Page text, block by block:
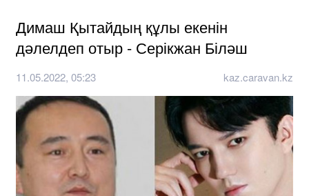
Димаш Қытайдың құлы екенін
дәлелдеп отыр - Серікжан Біләш
11.05.2022, 05:23 kaz.caravan.kz